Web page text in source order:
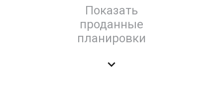
Показать
проданные
планировки
